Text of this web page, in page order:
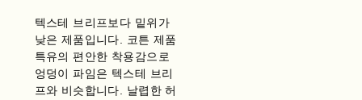
텍스테 브리프보다 밑위가
낮은 제품입니다. 코튼 제품
특유의 편안한 착용감으로
엉덩이 파임은 텍스테 브리
프와 비슷합니다. 날렵한 허